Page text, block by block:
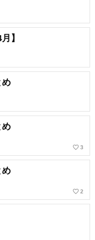
】
め
め
favorite_border 3
め
favorite_border 2